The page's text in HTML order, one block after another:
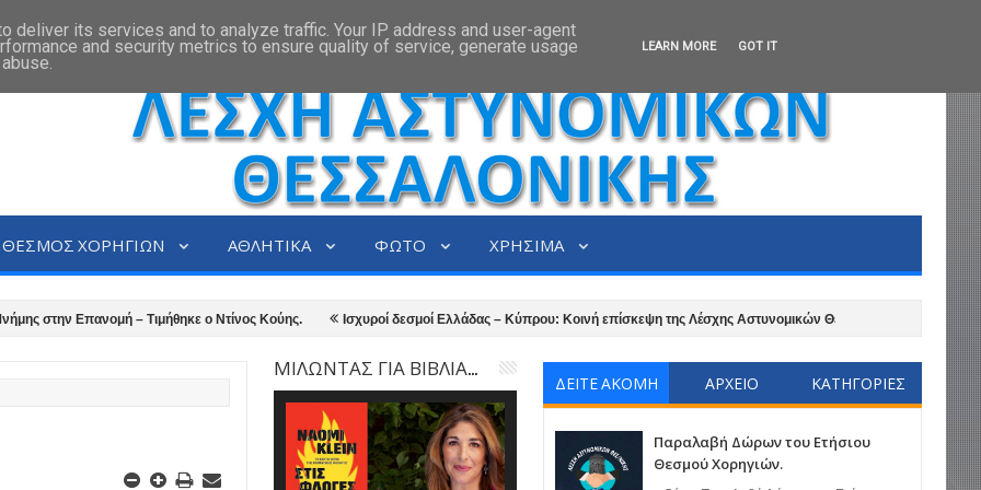
ΘΕΣΜΟΣ ΧΟΡΗΓΙΩΝ ΑΘΛΗΤΙΚΑ ΦΩΤΟ ΧΡΗΣΙΜΑ
στην Επανομή – Τιμήθηκε ο Ντίνος Κούης. ​Ισχυροί δεσμοί Ελλάδας – Κύπρου: Κοινή επίσκεψη της Λέσχης Αστυνομικών Θεσσαλονίκης και της
Διαγωνισμός για τους μικρούς μας φίλους με πολλές
ΔΕΙΤΕ ΑΚΟΜΗ ΑΡΧΕΙΟ ΚΑΤΗΓΟΡΙΕΣ
Παραλαβή Δώρων του Ετήσιου
Θεσμού Χορηγιών.
ΜΙΛΩΝΤΑΣ ΓΙΑ ΒΙΒΛΙΑ...
deliver its services and to analyze traffic. Your IP address and user-agent
and security metrics to ensure quality of service, generate usage LEARN MORE GOT IT